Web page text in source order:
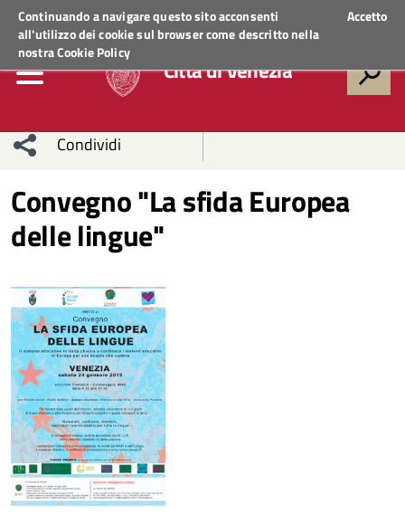
Continuando a navigare questo sito acconsenti
all'utilizzo dei cookie sul browser come descritto nella
nostraCookie Policy
Accetto
Regione VenetoACCEDI AI SERVIZI
Città di Venezia
Condividi
sui social
network
Condividi
Condividi
Facebook
Condividi
Twitter
Condividi
Facebook
Condividi
Whatsapp
Convegno "La sfida Europea
delle lingue"